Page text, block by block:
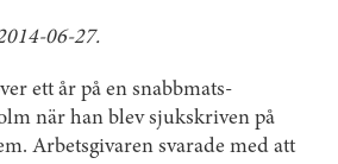
06-27.
ett år på en snabbmats­
när han blev sjukskriven på
Arbets­givaren svarade med att